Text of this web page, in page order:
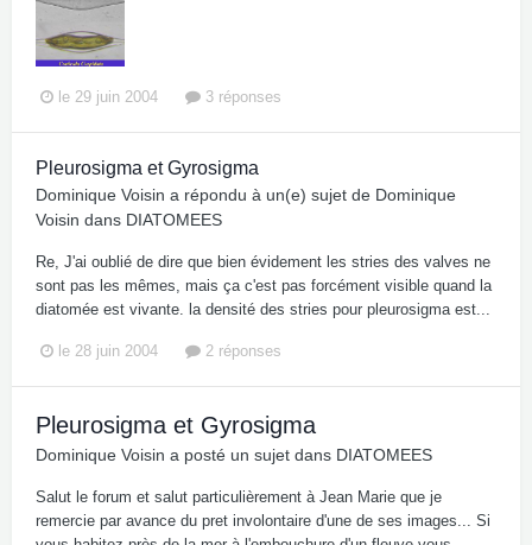
le 29 juin 2004 3 réponses
Pleurosigma et Gyrosigma
Dominique Voisin a répondu à un(e) sujet de Dominique
Voisin dans DIATOMEES
Re, J'ai oublié de dire que bien évidement les stries des valves ne
sont pas les mêmes, mais ça c'est pas forcément visible quand la
diatomée est vivante. la densité des stries pour pleurosigma est...
le 28 juin 2004 2 réponses
Pleurosigma et Gyrosigma
Dominique Voisin a posté un sujet dans DIATOMEES
Salut le forum et salut particulièrement à Jean Marie que je
remercie par avance du pret involontaire d'une de ses images... Si